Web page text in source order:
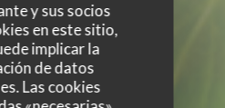
y sus socios
en este sitio,
implicar la
de datos
Las cookies